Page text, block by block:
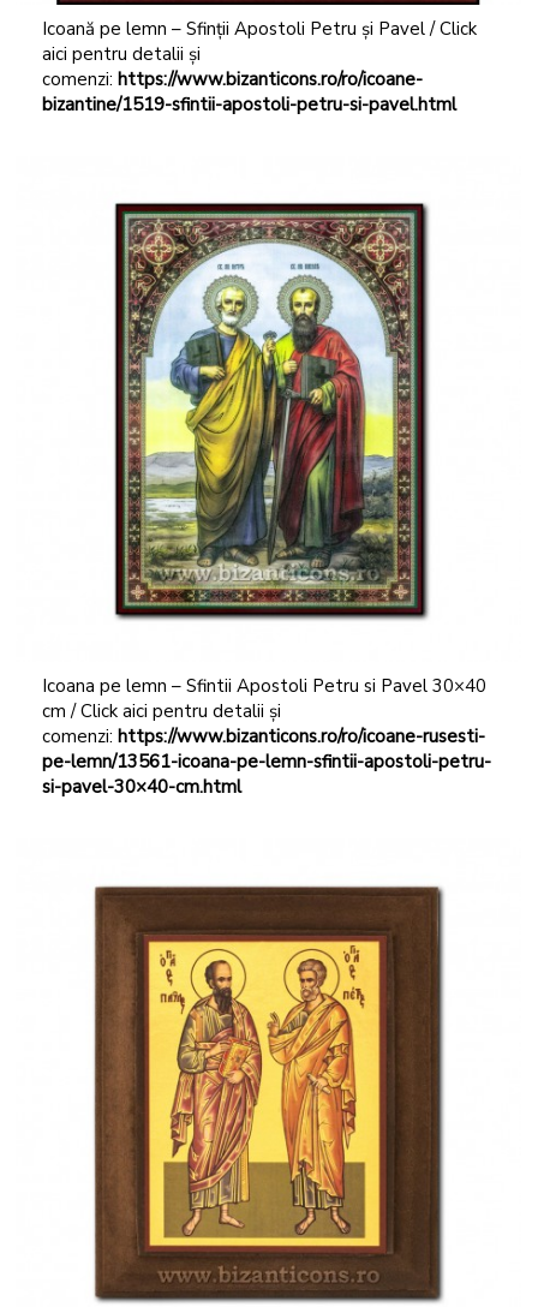
Icoană pe lemn – Sfinții Apostoli Petru și Pavel / Click
aici pentru detalii și
comenzi: https://www.bizanticons.ro/ro/icoane-
bizantine/1519-sfintii-apostoli-petru-si-pavel.html
Icoana pe lemn – Sfintii Apostoli Petru si Pavel 30×40
cm / Click aici pentru detalii și
comenzi: https://www.bizanticons.ro/ro/icoane-rusesti-
pe-lemn/13561-icoana-pe-lemn-sfintii-apostoli-petru-
si-pavel-30×40-cm.html